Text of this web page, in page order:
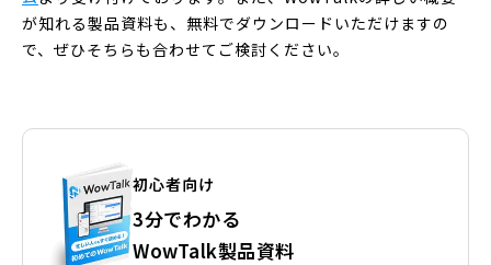
が知れる製品資料も、無料でダウンロードいただけますの
で、ぜひそちらも合わせてご検討ください。
初心者向け
3分でわかる
WowTalk製品資料